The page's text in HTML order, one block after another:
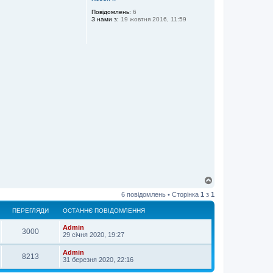
Повідомлень: 6
З нами з: 19 жовтня 2016, 11:59
г
о
6 повідомлень • Сторінка 1 з 1
ПЕРЕГЛЯДИ ОСТАННЄ ПОВІДОМЛЕННЯ
3000
Admin
29 січня 2020, 19:27
8213
Admin
31 березня 2020, 22:16